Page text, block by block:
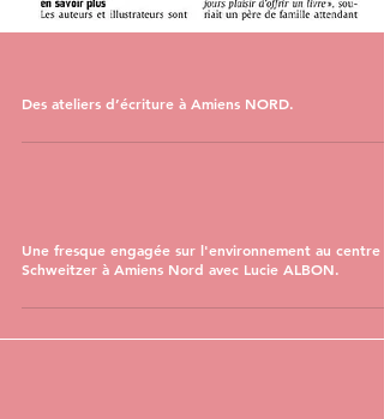
Des ateliers d’écriture à Amiens NORD.
Une fresque engagée sur l'environnement au centre
Schweitzer à Amiens Nord avec Lucie ALBON.